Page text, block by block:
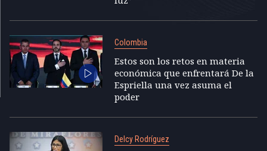
Colombia
Estos son los retos en materia
económica que enfrentará De la
Espriella una vez asuma el
poder
Delcy Rodríguez